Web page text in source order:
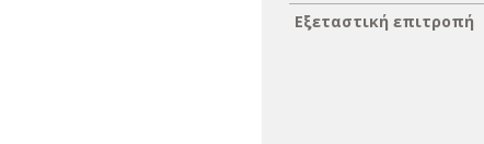
Εξεταστική επιτροπή